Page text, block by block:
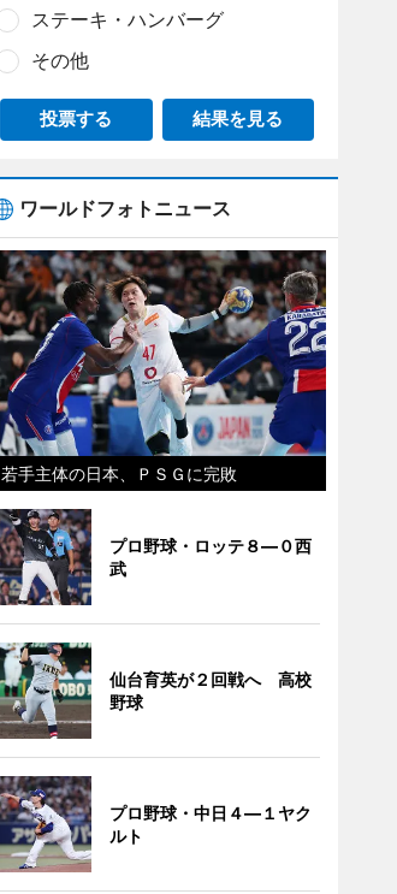
ステーキ・ハンバーグ
その他
投票する 結果を見る
ワールドフォトニュース
若手主体の日本、ＰＳＧに完敗
プロ野球・ロッテ８―０西
武
仙台育英が２回戦へ 高校
野球
プロ野球・中日４―１ヤク
ルト